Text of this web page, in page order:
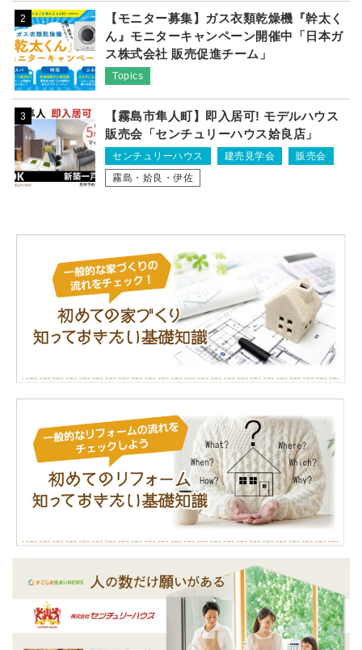
2
【モニター募集】ガス衣類乾燥機『幹太く
ん』モニターキャンペーン開催中「日本ガ
ス株式会社 販売促進チーム」
Topics
3
【霧島市隼人町】即入居可! モデルハウス
販売会「センチュリーハウス姶良店」
センチュリーハウス 建売見学会
販売会
霧島・姶良・伊佐